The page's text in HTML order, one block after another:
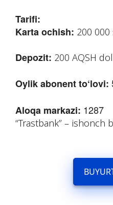
Tarifi:
Karta ochish: 200 000
Depozit: 200 AQSH
Oylik abonent to‘lovi:
Aloqa markazi: 1287
“Trastbank” – ishonch